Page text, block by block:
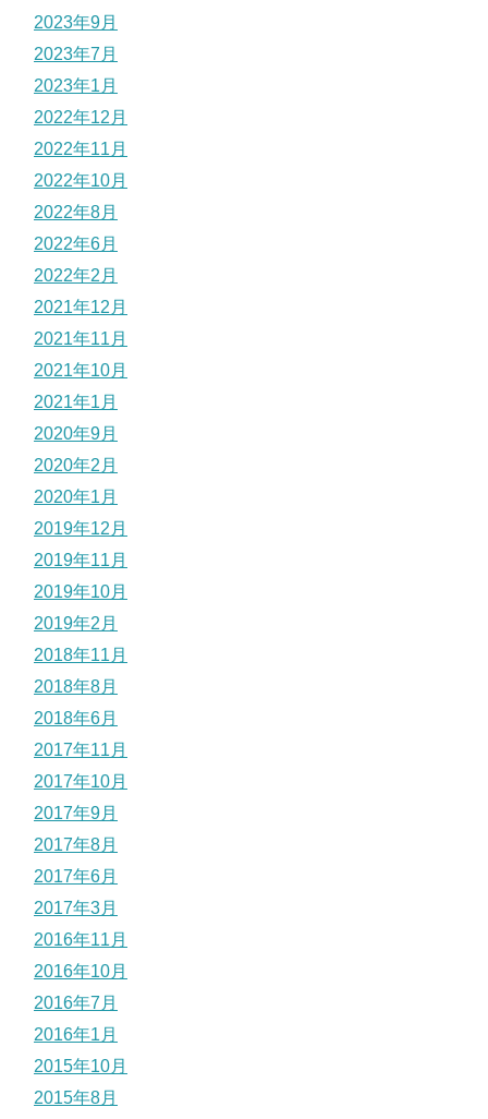
2023年9月
2023年7月
2023年1月
2022年12月
2022年11月
2022年10月
2022年8月
2022年6月
2022年2月
2021年12月
2021年11月
2021年10月
2021年1月
2020年9月
2020年2月
2020年1月
2019年12月
2019年11月
2019年10月
2019年2月
2018年11月
2018年8月
2018年6月
2017年11月
2017年10月
2017年9月
2017年8月
2017年6月
2017年3月
2016年11月
2016年10月
2016年7月
2016年1月
2015年10月
2015年8月